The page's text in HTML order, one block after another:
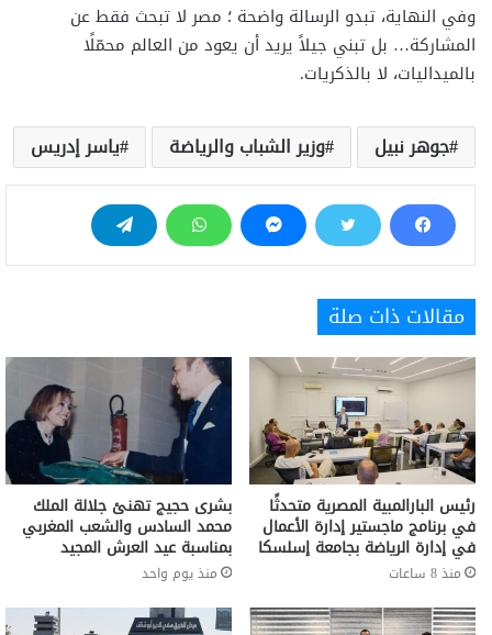
وفي النهاية، تبدو الرسالة واضحة ؛ مصر لا تبحث فقط عن
المشاركة… بل تبني جيلاً يريد أن يعود من العالم محمّلًا
بالميداليات، لا بالذكريات.
جوهر نبيل وزير الشباب والرياضة ياسر إدريس
مقالات ذات صلة
رئيس البارالمبية المصرية متحدثًا
في برنامج ماجستير إدارة الأعمال
في إدارة الرياضة بجامعة إسلسكا
منذ 8 ساعات
بشرى حجيج تهنئ جلالة الملك
محمد السادس والشعب المغربي
بمناسبة عيد العرش المجيد
منذ يوم واحد